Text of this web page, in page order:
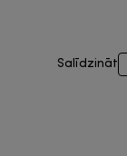
Salīdzināt